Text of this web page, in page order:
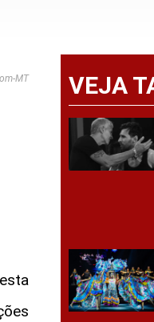
MT VEJA